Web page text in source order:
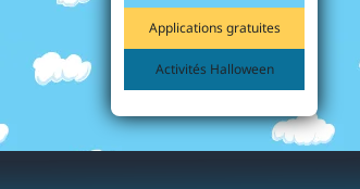
Applications gratuites
Activités Halloween